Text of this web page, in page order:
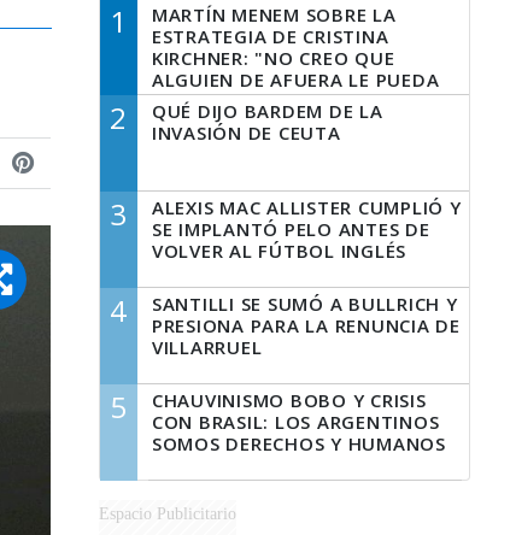
1
MARTÍN MENEM SOBRE LA
ESTRATEGIA DE CRISTINA
KIRCHNER: "NO CREO QUE
ALGUIEN DE AFUERA LE PUEDA
DECIR A LA JUSTICIA LO QUE
TIENE QUE HACER"
2
QUÉ DIJO BARDEM DE LA
INVASIÓN DE CEUTA
3
ALEXIS MAC ALLISTER CUMPLIÓ Y
SE IMPLANTÓ PELO ANTES DE
VOLVER AL FÚTBOL INGLÉS
4
SANTILLI SE SUMÓ A BULLRICH Y
PRESIONA PARA LA RENUNCIA DE
VILLARRUEL
5
CHAUVINISMO BOBO Y CRISIS
CON BRASIL: LOS ARGENTINOS
SOMOS DERECHOS Y HUMANOS
Espacio Publicitario